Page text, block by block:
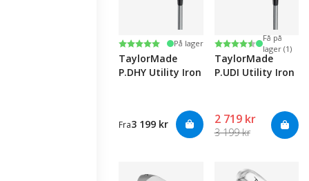
Karakter:
5.0 av 5 mulige
På lager
TaylorMade
P.DHY Utility Iron
Fra3 199 kr
Karakter:
4.8 av 5 mulige
Få på
lager (1)
TaylorMade
P.UDI Utility Iron
2 719 kr
3 199 kr